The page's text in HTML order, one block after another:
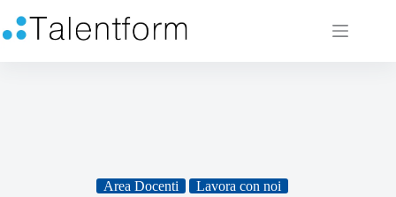
Area Docenti Lavora con noi